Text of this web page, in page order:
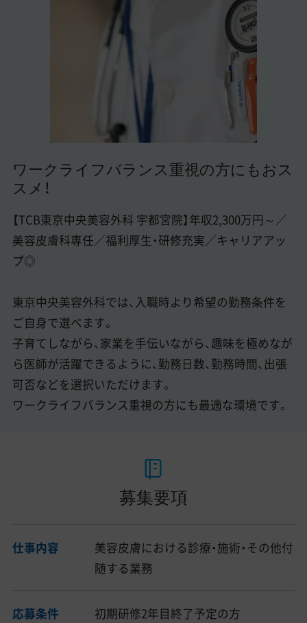
美容クリニックインタビュー
美容医療の転職お役立ち記事
医師採用ご担当者様・その他問い合わせ
ワークライフバランス重視の方にもおス
スメ！
【TCB東京中央美容外科 宇都宮院】年収2,300万円～／
美容皮膚科専任／福利厚生・研修充実／キャリアアッ
プ◎
東京中央美容外科では、入職時より希望の勤務条件を
ご自身で選べます。
子育てしながら、家業を手伝いながら、趣味を極めなが
ら医師が活躍できるように、勤務日数、勤務時間、出張
可否などを選択いただけます。
ワークライフバランス重視の方にも最適な環境です。
募集要項
仕事内容
美容皮膚における診療・施術・その他付
随する業務
応募条件
初期研修2年目終了予定の方